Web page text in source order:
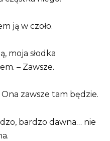
ją w czoło.
moja słodka
– Zawsze.
zawsze tam będzie.
bardzo dawna… nie